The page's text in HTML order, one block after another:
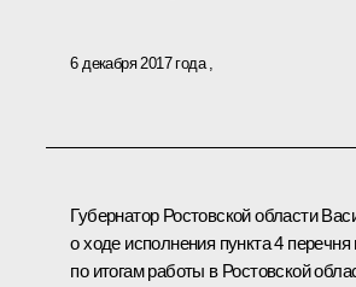
6 декабря 2017 года
Губернатор Ростовской области
о ходе исполнения пункта 4
по итогам работы в Ростовской